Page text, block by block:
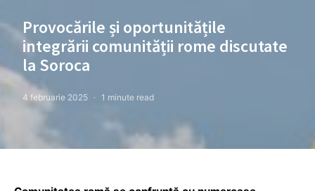
Provocările și oportunitățile
integrării comunității rome discutate
la Soroca
4 februarie 2025 1 minute read